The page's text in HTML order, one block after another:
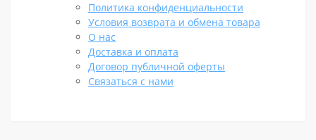
Политика конфиденциальности
Условия возврата и обмена товара
О нас
Доставка и оплата
Договор публичной оферты
Связаться с нами